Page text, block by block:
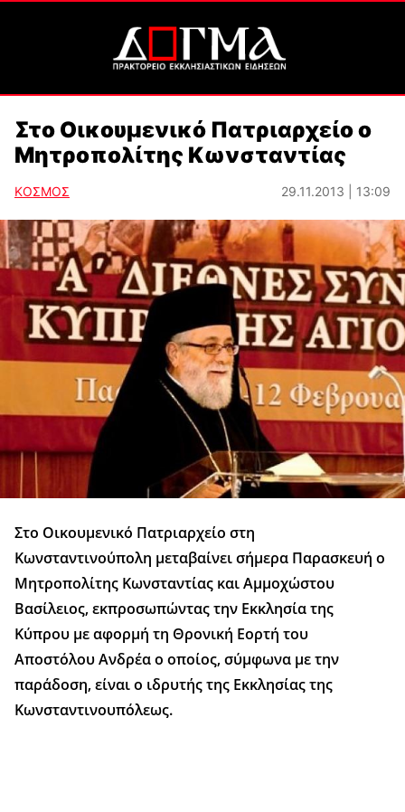
Στο Οικουμενικό Πατριαρχείο ο
Μητροπολίτης Κωνσταντίας
ΚΟΣΜΟΣ 29.11.2013 | 13:09
Στο Οικουμενικό Πατριαρχείο στη
Κωνσταντινούπολη μεταβαίνει σήμερα Παρασκευή ο
Μητροπολίτης Κωνσταντίας και Αμμοχώστου
Βασίλειος, εκπροσωπώντας την Εκκλησία της
Κύπρου με αφορμή τη Θρονική Εορτή του
Αποστόλου Ανδρέα ο οποίος, σύμφωνα με την
παράδοση, είναι ο ιδρυτής της Εκκλησίας της
Κωνσταντινουπόλεως.